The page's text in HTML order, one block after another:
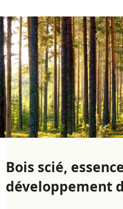
Bois scié,
développement